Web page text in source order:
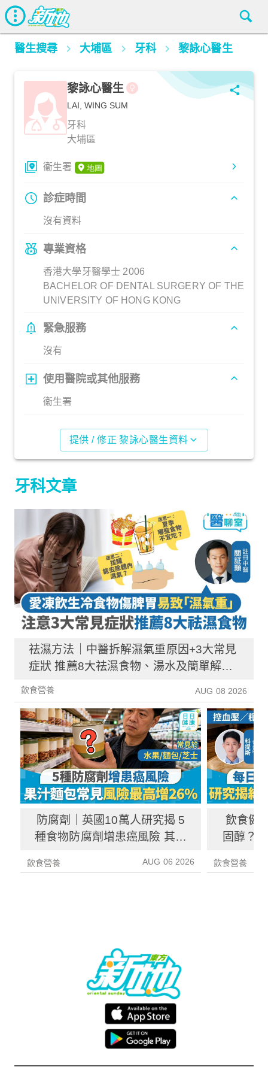
醫生搜尋 大埔區 牙科 黎詠心醫生
黎詠心醫生
LAI, WING SUM
牙科
大埔區
衞生署
診症時間
沒有資料
專業資格
香港大學牙醫學士 2006
BACHELOR OF DENTAL SURGERY OF THE
UNIVERSITY OF HONG KONG
緊急服務
沒有
使用醫院或其他服務
衞生署
提供 / 修正 黎詠心醫生資料
牙科文章
祛濕方法｜中醫拆解濕氣重原因+3大常見
症狀 推薦8大祛濕食物、湯水及簡單解決
方法！
飲食營養 AUG 08 2026
防腐劑｜英國10萬人研究揭 5
種食物防腐劑增患癌風險 其中
飲食營養 AUG 06 2026
飲食健
固醇？
飲食營養